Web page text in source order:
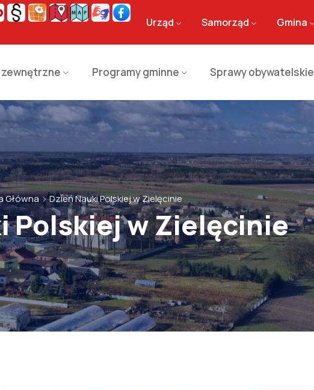
Urząd Samorząd Gmina
zewnętrzne Programy gminne Sprawy obywatelskie
Główna Dzień Nauki Polskiej w Zielęcinie
Polskiej w Zielęcinie